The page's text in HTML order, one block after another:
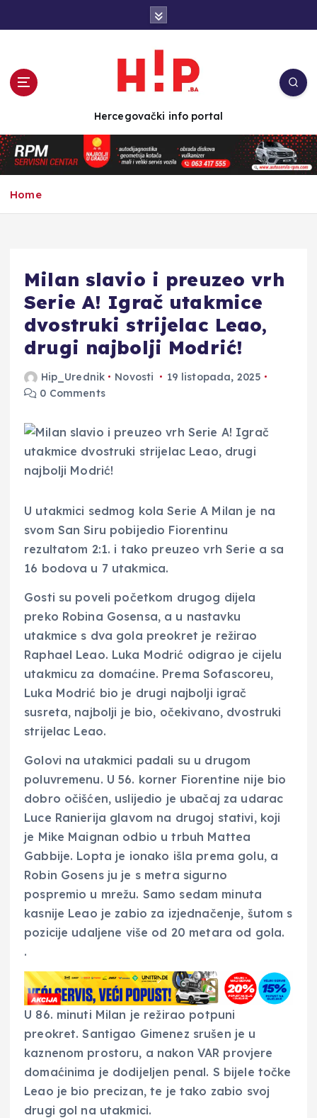
n
t
e
Hercegovački info portal
Home
Milan slavio i preuzeo vrh
Serie A! Igrač utakmice
dvostruki strijelac Leao,
drugi najbolji Modrić!
Hip_Urednik Novosti
19 listopada, 2025
0 Comments
U utakmici sedmog kola Serie A Milan je na
svom San Siru pobijedio Fiorentinu
rezultatom 2:1. i tako preuzeo vrh Serie a sa
16 bodova u 7 utakmica.
Gosti su poveli početkom drugog dijela
preko Robina Gosensa, a u nastavku
utakmice s dva gola preokret je režirao
Raphael Leao. Luka Modrić odigrao je cijelu
utakmicu za domaćine. Prema Sofascoreu,
Luka Modrić bio je drugi najbolji igrač
susreta, najbolji je bio, očekivano, dvostruki
strijelac Leao.
Golovi na utakmici padali su u drugom
poluvremenu. U 56. korner Fiorentine nije bio
dobro očišćen, uslijedio je ubačaj za udarac
Luce Ranierija glavom na drugoj stativi, koji
je Mike Maignan odbio u trbuh Mattea
Gabbije. Lopta je ionako išla prema golu, a
Robin Gosens ju je s metra sigurno
pospremio u mrežu. Samo sedam minuta
kasnije Leao je zabio za izjednačenje, šutom s
pozicije udaljene više od 20 metara od gola.
.
U 86. minuti Milan je režirao potpuni
preokret. Santigao Gimenez srušen je u
kaznenom prostoru, a nakon VAR provjere
domaćinima je dodijeljen penal. S bijele točke
Leao je bio precizan, te je tako zabio svoj
drugi gol na utakmici.